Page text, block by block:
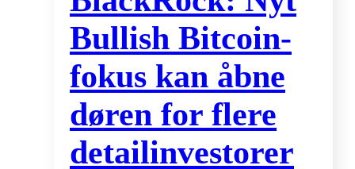
Bullish Bitcoin-
fokus kan åbne
døren for flere
detailinvestorer